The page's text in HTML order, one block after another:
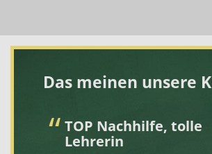
Das meinen unsere
TOP Nachhilfe, tolle
Lehrerin